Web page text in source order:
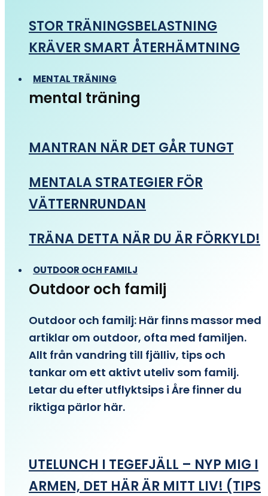
STOR TRÄNINGSBELASTNING
KRÄVER SMART ÅTERHÄMTNING
MENTAL TRÄNING
mental träning
MANTRAN NÄR DET GÅR TUNGT
MENTALA STRATEGIER FÖR
VÄTTERNRUNDAN
TRÄNA DETTA NÄR DU ÄR FÖRKYLD!
OUTDOOR OCH FAMILJ
Outdoor och familj
Outdoor och familj: Här finns massor med
artiklar om outdoor, ofta med familjen.
Allt från vandring till fjälliv, tips och
tankar om ett aktivt uteliv som familj.
Letar du efter utflyktsips i Åre finner du
riktiga pärlor här.
UTELUNCH I TEGEFJÄLL – NYP MIG I
ARMEN, DET HÄR ÄR MITT LIV! (TIPS